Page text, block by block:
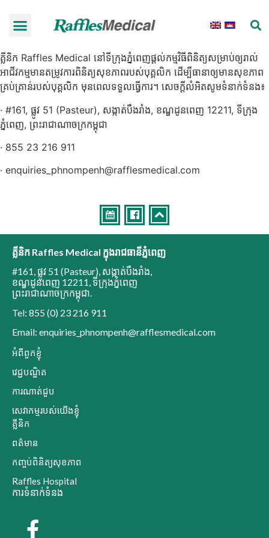
គ្លីនិក Raffles Medical នៅទីក្រុងភ្នំពេញផ្តល់កម្មវិធីពិនិត្យសម្រាប់ឲ្យរាល់
អាជីវកម្មមានតម្រូវការពិនិត្យសុខភាពរបស់បុគ្គលិក ដើម្បីធានាឲ្យមានសុខភាព
គ្រប់គ្រាន់របស់បុគ្គលិក មុនពេលទទួលធ្វើការ។ សេចក្តីលំអិតសូមទំនាក់ទំនង៖
· #161, ផ្លូវ 51 (Pasteur), សង្កាត់បឹងរាំង, ខណ្ឌដូនពេញ 12211, ទីក្រុង
ភ្នំពេញ, ព្រះរាជាណាចក្រកម្ពុជា
· 855 23 216 911
· enquiries_phnompenh@rafflesmedical.com
គ្លីនិក Raffles Medical ក្នុងរាជធានីភ្នំពេញ
#161, ផ្លូវ 51 (Pasteur), សង្កាត់បឹងរាំង,
ខណ្ឌដូនពេញ 12211, ទីក្រុងភ្នំពេញ
ព្រះរាជាណាចក្រកម្ពុជា.
Tel: 855 (0) 23 216 911
Email: enquiries_phnompenh@rafflesmedical.com
អំពីពួកខ្ញុំ
វេជ្ជបណ្ឌិត
ការណាត់ជួប
សេវាកម្មរបស់យើងខ្ញុំ
គ្លីនិក
ពត៌មាន
កញ្ចប់ពិនិត្យសុខភាព
Raffles Hospital
ការទំនាក់ទំនង